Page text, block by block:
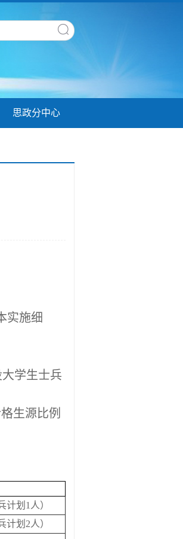
思政分中心
实施细
学生士兵
生源比例
计划 1 人）
计划 2人）